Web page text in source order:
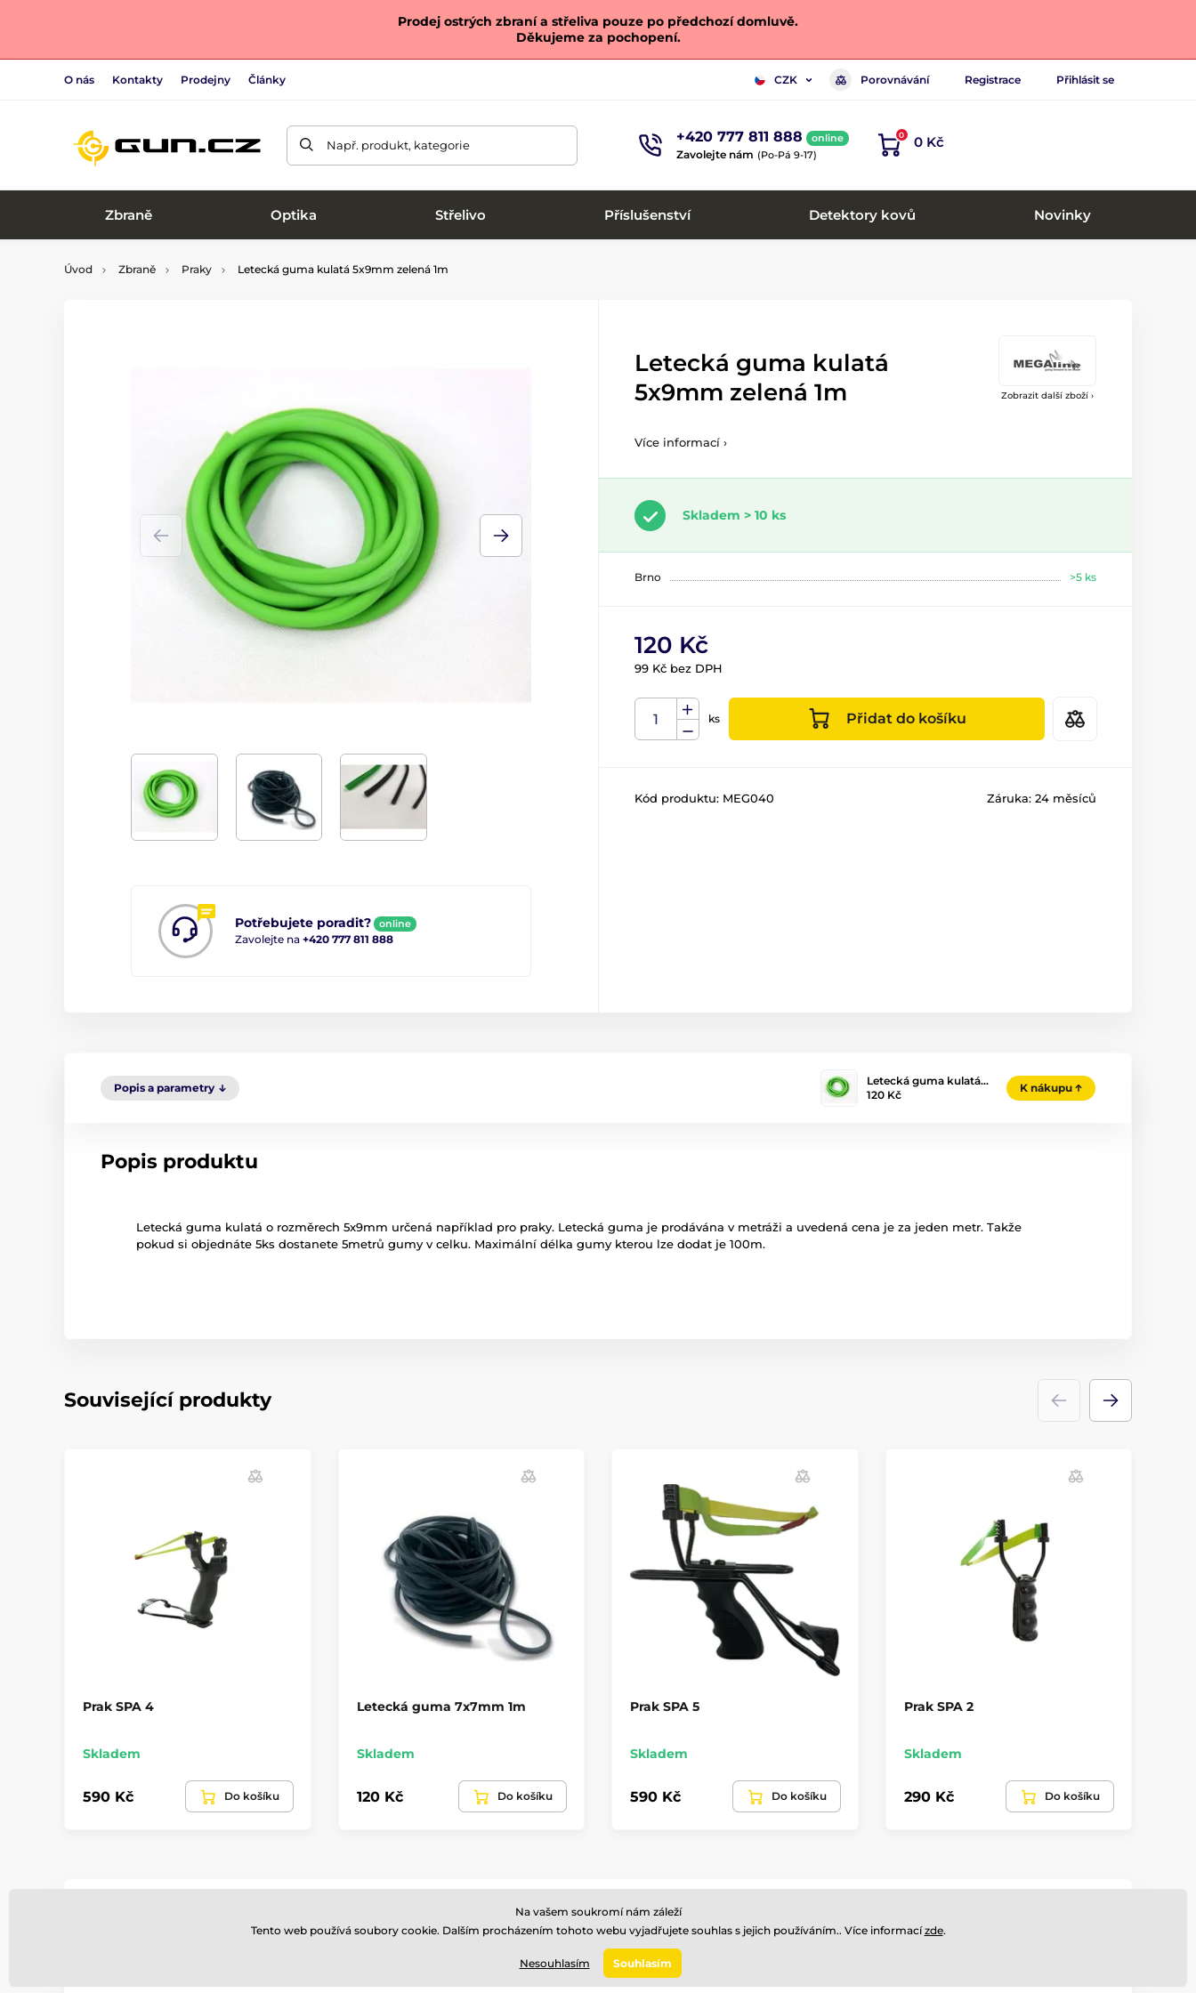
Prodej ostrých zbraní a střeliva pouze po předchozí domluvě.
Děkujeme za pochopení.
O nás Kontakty Prodejny Články CZK Porovnávání Registrace Přihlásit se
Např. produkt, kategorie +420 777 811 888 online
Zavolejte nám (Po-Pá 9-17)
0 0 Kč
Zbraně Optika Střelivo Příslušenství Detektory kovů Novinky
Úvod Zbraně Praky Letecká guma kulatá 5x9mm zelená 1m
Zobrazit další zboží ›
Potřebujete poradit? online
Zavolejte na +420 777 811 888
Letecká guma kulatá
5x9mm zelená 1m
Více informací ›
Skladem > 10 ks
Brno >5 ks
120 Kč
99 Kč bez DPH
ks Přidat do košíku
Kód produktu: MEG040 Záruka: 24 měsíců
Popis a parametry
Letecká guma kulatá…
120 Kč
K nákupu
Popis produktu
Letecká guma kulatá o rozměrech 5x9mm určená například pro praky. Letecká guma je prodávána v metráži a uvedená cena je za jeden metr. Takže
pokud si objednáte 5ks dostanete 5metrů gumy v celku. Maximální délka gumy kterou lze dodat je 100m.
Související produkty
Prak SPA 4
Skladem
590 Kč Do košíku
Letecká guma 7x7mm 1m
Skladem
120 Kč Do košíku
Prak SPA 5
Skladem
590 Kč Do košíku
Prak SPA 2
Skladem
290 Kč Do košíku
Jsme přímí dovozci
Jsme nadšení
profesionálové
Prodejna v Brně
Odborný prodej a poradenství
30 000 položek skladem
Expedujeme do 24 hodin.
Na vašem soukromí nám záleží
Tento web používá soubory cookie. Dalším procházením tohoto webu vyjadřujete souhlas s jejich používáním.. Více informacízde.
Nesouhlasím Souhlasím